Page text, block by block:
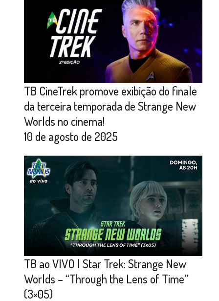
TB CineTrek promove exibição do finale
da terceira temporada de Strange New
Worlds no cinema!
10 de agosto de 2025
TB ao VIVO | Star Trek: Strange New
Worlds – “Through the Lens of Time”
(3×05)